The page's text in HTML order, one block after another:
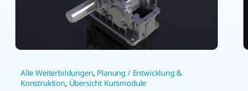
Alle Weiterbildungen, Planung / Entwicklung &
Konstruktion, Übersicht Kursmodule